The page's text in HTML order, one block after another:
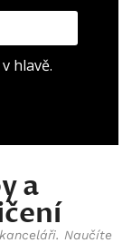
hlavě.
a
Naučíte